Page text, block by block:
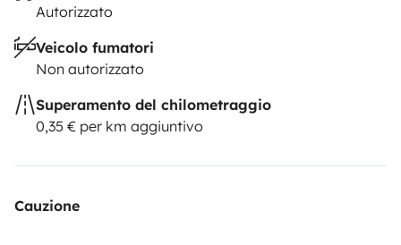
Autorizzato
Veicolo fumatori
Non autorizzato
Superamento del chilometraggio
0,35 € per km aggiuntivo
Cauzione